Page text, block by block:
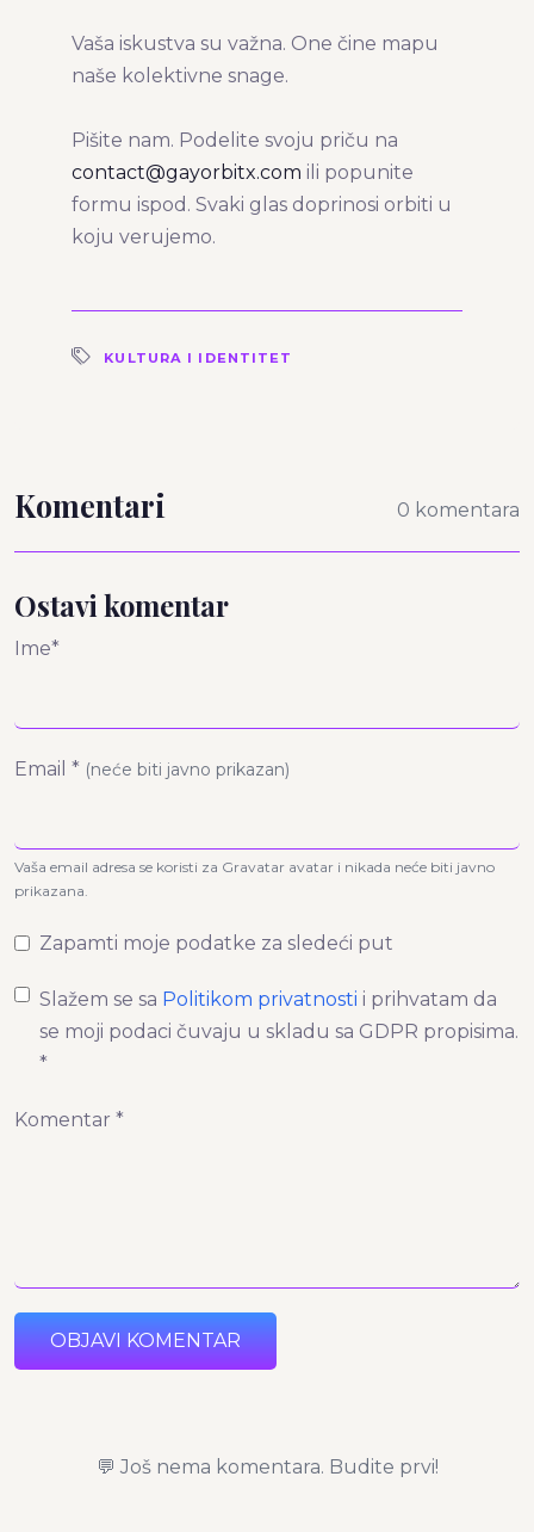
Vaša iskustva su važna. One čine mapu
naše kolektivne snage.
Pišite nam. Podelite svoju priču na
contact@gayorbitx.com ili popunite
formu ispod. Svaki glas doprinosi orbiti u
koju verujemo.
KULTURA I IDENTITET
Komentari 0 komentara
Ostavi komentar
Ime*
Email * (neće biti javno prikazan)
Vaša email adresa se koristi za Gravatar avatar i nikada neće biti javno
prikazana.
Zapamti moje podatke za sledeći put
Slažem se sa Politikom privatnosti i prihvatam da
se moji podaci čuvaju u skladu sa GDPR propisima.
*
Komentar *
OBJAVI KOMENTAR
💬 Još nema komentara. Budite prvi!